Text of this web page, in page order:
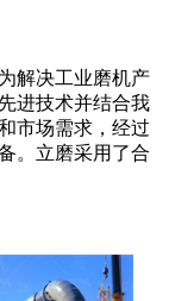
解决工业磨机产
进技术并结合我
市场需求，经过
。立磨采用了合